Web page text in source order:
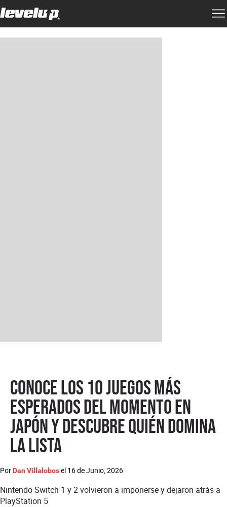
Conoce los 10 juegos más
esperados del momento en
Japón y descubre quién domina
la lista
Por Dan Villalobosel 16 de Junio, 2026
Nintendo Switch 1 y 2 volvieron a imponerse y dejaron atrás a
PlayStation 5